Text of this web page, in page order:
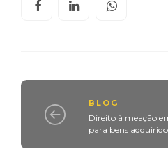
BLOG
Direito à meação
para bens